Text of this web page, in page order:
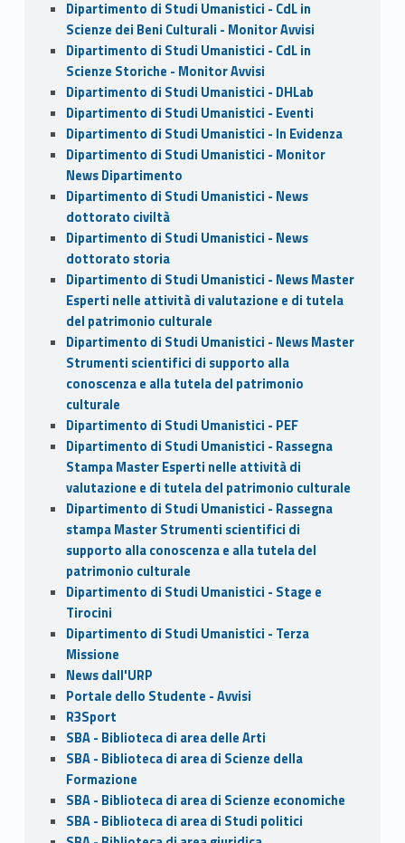
Dipartimento di Studi Umanistici - CdL in
Scienze dei Beni Culturali - Monitor Avvisi
Dipartimento di Studi Umanistici - CdL in
Scienze Storiche - Monitor Avvisi
Dipartimento di Studi Umanistici - DHLab
Dipartimento di Studi Umanistici - Eventi
Dipartimento di Studi Umanistici - In Evidenza
Dipartimento di Studi Umanistici - Monitor
News Dipartimento
Dipartimento di Studi Umanistici - News
dottorato civiltà
Dipartimento di Studi Umanistici - News
dottorato storia
Dipartimento di Studi Umanistici - News Master
Esperti nelle attività di valutazione e di tutela
del patrimonio culturale
Dipartimento di Studi Umanistici - News Master
Strumenti scientifici di supporto alla
conoscenza e alla tutela del patrimonio
culturale
Dipartimento di Studi Umanistici - PEF
Dipartimento di Studi Umanistici - Rassegna
Stampa Master Esperti nelle attività di
valutazione e di tutela del patrimonio culturale
Dipartimento di Studi Umanistici - Rassegna
stampa Master Strumenti scientifici di
supporto alla conoscenza e alla tutela del
patrimonio culturale
Dipartimento di Studi Umanistici - Stage e
Tirocini
Dipartimento di Studi Umanistici - Terza
Missione
News dall'URP
Portale dello Studente - Avvisi
R3Sport
SBA - Biblioteca di area delle Arti
SBA - Biblioteca di area di Scienze della
Formazione
SBA - Biblioteca di area di Scienze economiche
SBA - Biblioteca di area di Studi politici